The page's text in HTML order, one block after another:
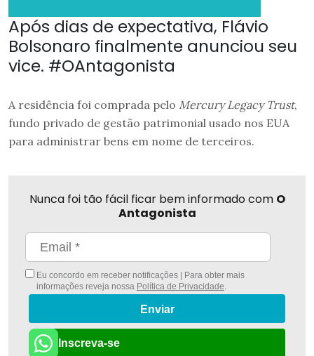
Após dias de expectativa, Flávio
Bolsonaro finalmente anunciou seu
vice. #OAntagonista
A residência foi comprada pelo Mercury Legacy Trust,
fundo privado de gestão patrimonial usado nos EUA
para administrar bens em nome de terceiros.
Nunca foi tão fácil ficar bem informado com O
Antagonista
Eu concordo em receber notificações | Para obter mais
informações reveja nossa Política de Privacidade.
Enviar
Inscreva-se